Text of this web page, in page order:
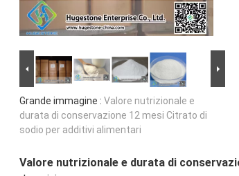
Grande immagine : Valore nutrizionale e
durata di conservazione 12 mesi Citrato di
sodio per additivi alimentari
Valore nutrizionale e durata di